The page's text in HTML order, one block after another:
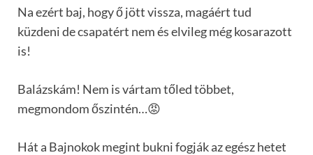
Na ezért baj, hogy ő jött vissza, magáért tud
küzdeni de csapatért nem és elvileg még kosarazott
is!
Balázskám! Nem is vártam tőled többet,
megmondom őszintén…😡
Hát a Bajnokok megint bukni fogják az egész hetet